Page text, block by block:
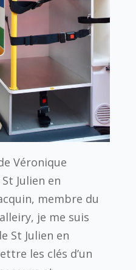
Véronique
Julien en
membre du
je me suis
St Julien en
les clés d’un